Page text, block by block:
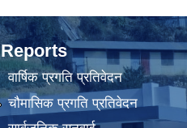
Reports
वार्षिक प्रगति प्रतिवेदन
चौमासिक प्रगति प्रतिवेदन